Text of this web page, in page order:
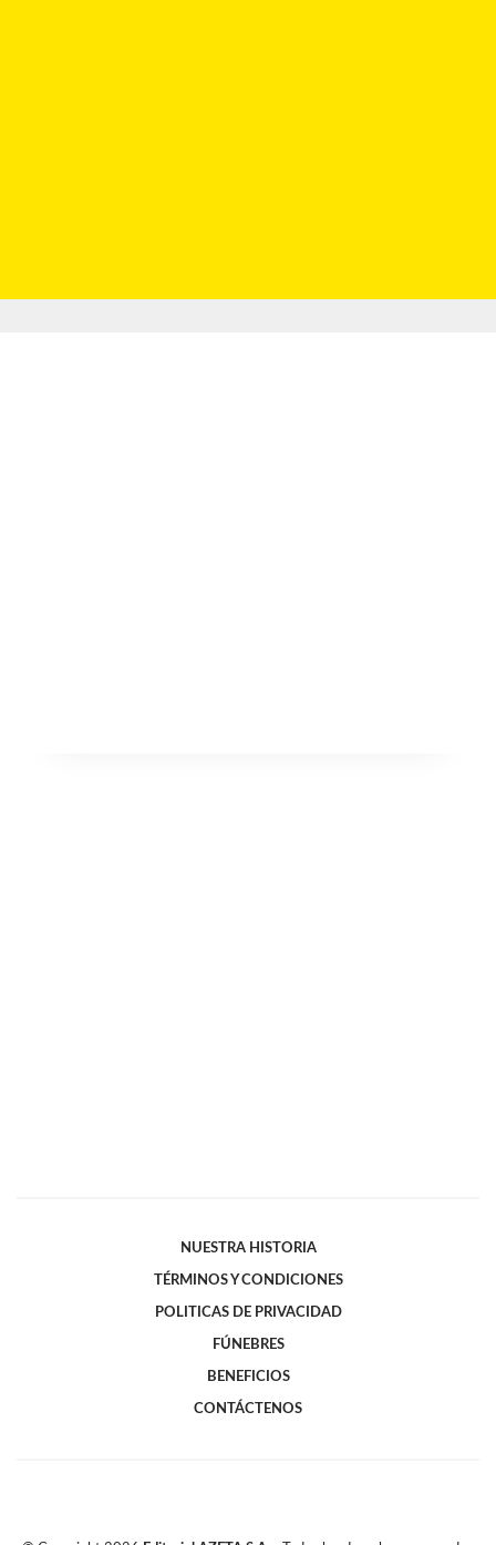
NUESTRA HISTORIA
TÉRMINOS Y CONDICIONES
POLITICAS DE PRIVACIDAD
FÚNEBRES
BENEFICIOS
CONTÁCTENOS